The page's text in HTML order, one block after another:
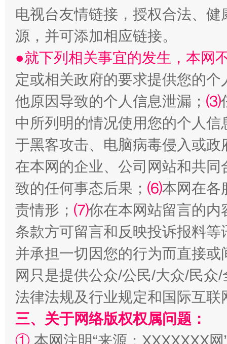
全民健身五年计划来了！等你上场
阿坝州三大球赛在茂县开幕 规模
国家大学科技园优化重塑工作
电视台友情链接，授权合法、
源，并可添加相应链接。
●就下列相关事宜的发生，本网
定或相关政府的要求提供您的个
他原因导致的个人信息泄漏； ⑶
中所列明的情况使用您的个人
于黑客攻击、电脑病毒侵入或
在本网的企业、公司网站和共
致的任何事态后果； ⑹本网在各
责情形； ⑺你在本网站留言的内
条款方可留言和反映投诉报料
并承担一切因您的行为而直接
网只是提供公众/公民/大众/民
法律法规及行业规定和国际互
三、关于网络版权权属问题：
① 本网注明“来源：XXXXXXX